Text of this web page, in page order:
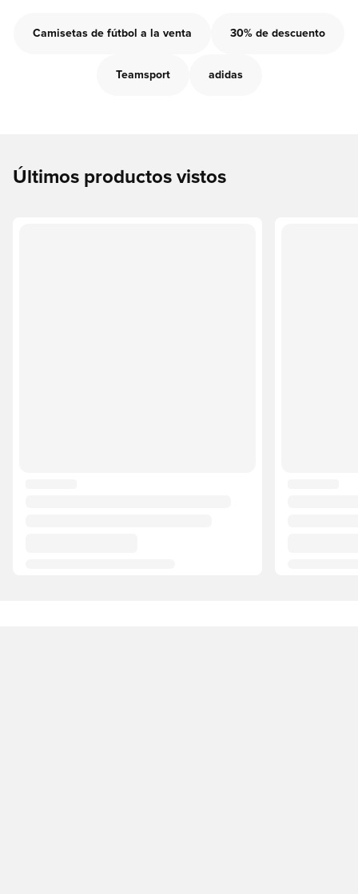
Camisetas de fútbol a la venta 30% de descuento
Teamsport adidas
Últimos productos vistos